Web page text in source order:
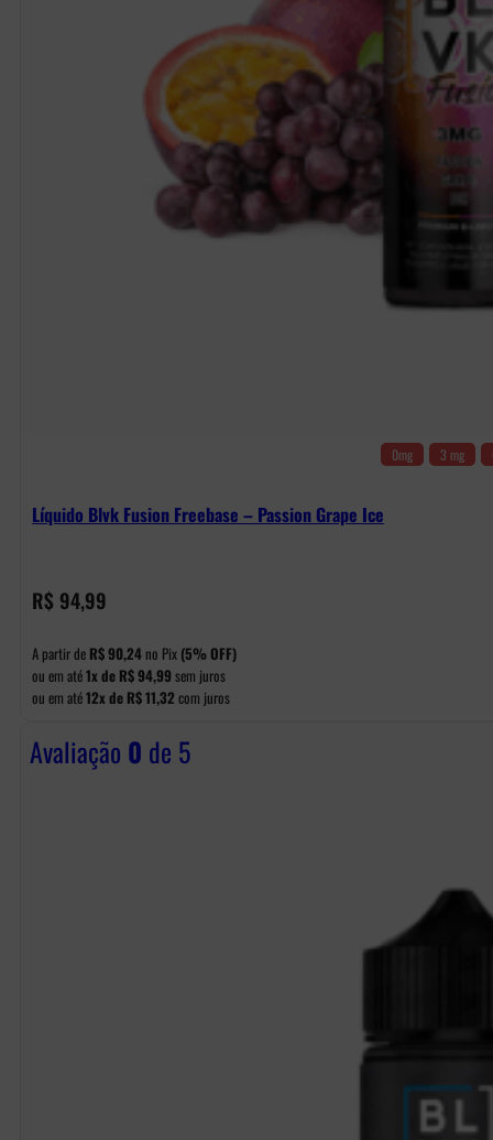
0mg 3 mg
Líquido Blvk Fusion Freebase – Passion Grape Ice
R$ 94,99
A partir de R$90,24 no Pix (5% OFF)
ou em até1x de R$94,99 sem juros
ou em até12x de R$11,32 com juros
Avaliação 0 de 5